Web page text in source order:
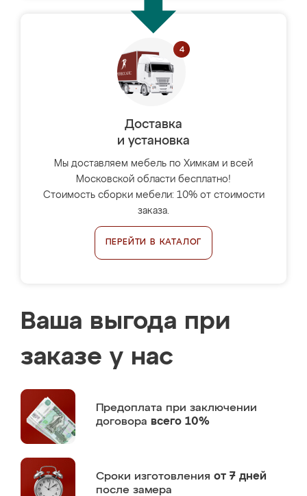
Доставка
и установка
Мы доставляем мебель по Химкам и всей
Московской области бесплатно!
Стоимость сборки мебели: 10% от стоимости
заказа.
ПЕРЕЙТИ В КАТАЛОГ
Ваша выгода при
заказе у нас
Предоплата при заключении
договора всего 10%
Сроки изготовления от 7 дней
после замера